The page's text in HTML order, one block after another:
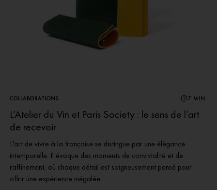
COLLABORATIONS 7 MIN.
L’Atelier du Vin et Paris Society : le sens de l’art
de recevoir
L'art de vivre à la française se distingue par une élégance
intemporelle. Il évoque des moments de convivialité et de
raffinement, où chaque détail est soigneusement pensé pour
offrir une expérience inégalée.